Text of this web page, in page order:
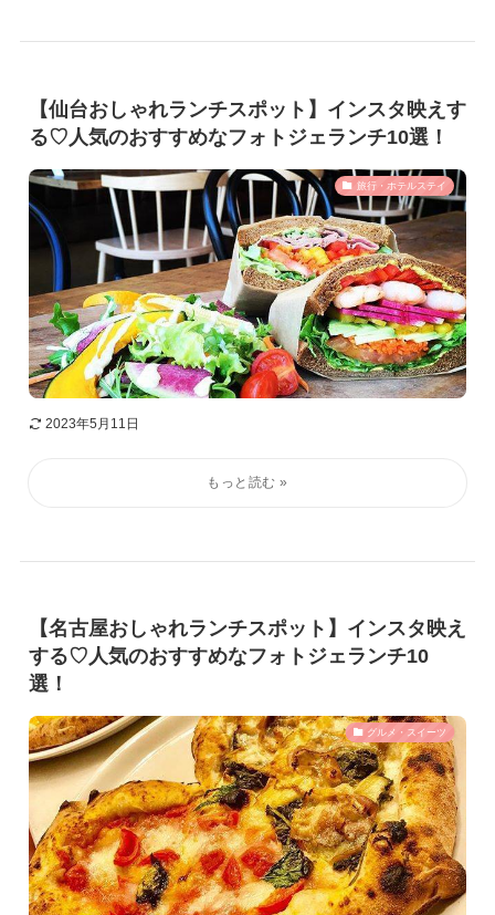
【仙台おしゃれランチスポット】インスタ映えす
る♡人気のおすすめなフォトジェランチ10選！
旅行・ホテルステイ
2023年5月11日
【名古屋おしゃれランチスポット】インスタ映え
する♡人気のおすすめなフォトジェランチ10
選！
グルメ・スイーツ